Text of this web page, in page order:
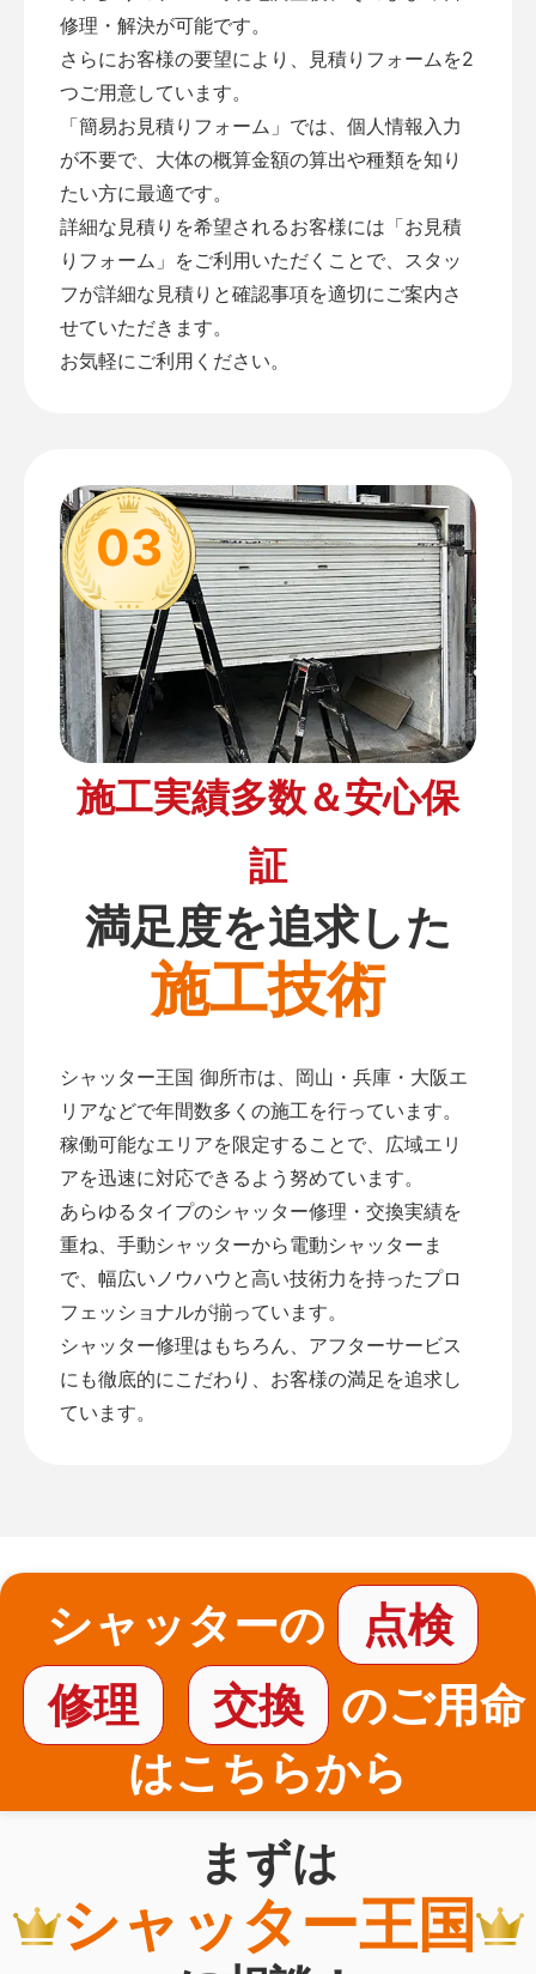
修理・解決が可能です。
さらにお客様の要望により、見積りフォームを2
つご用意しています。
「簡易お見積りフォーム 」では、個人情報入力
が不要で、大体の概算金額の算出や種類を知り
たい方に最適です。
詳細な見積りを希望されるお客様には「お見積
りフォーム 」をご利用いただくことで、スタッ
フが詳細な見積りと確認事項を適切にご案内さ
せていただきます。
お気軽にご利用ください。
03
施工実績多数＆安心保
証
満足度を追求した
施工技術
シャッター王国 御所市は、岡山・兵庫・大阪エ
リアなどで年間数多くの施工を行っています。
稼働可能なエリアを限定することで、広域エリ
アを迅速に対応できるよう努めています。
あらゆるタイプのシャッター修理・交換実績を
重ね、手動シャッターから電動シャッターま
で、幅広いノウハウと高い技術力を持ったプロ
フェッショナルが揃っています。
シャッター修理はもちろん、アフターサービス
にも徹底的にこだわり、お客様の満足を追求し
ています。
シャッターの
点検
修理
交換
のご用命
はこちらから
まずは
シャッター王国